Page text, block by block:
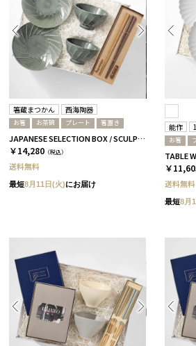
箸蔵まつかん 西海陶器
お箸 お茶碗 プレート 箸置き
JAPANESE SELECTION BOX / SCULPTURE / セージグリーン / さくら＆ウォルナット
￥14,280 （税込）
送料無料
最短8月11日(火)にお届け
能作
お箸
￥
送料無料
最短8月